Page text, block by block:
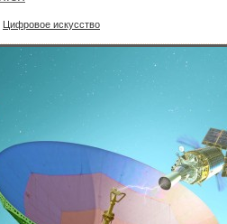
Цифровое искусство